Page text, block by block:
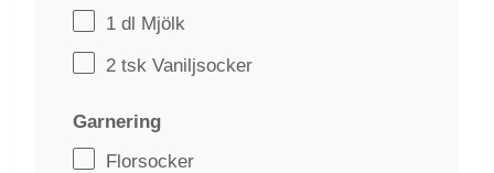
1 dl Mjölk
2 tsk Vaniljsocker
Garnering
Florsocker